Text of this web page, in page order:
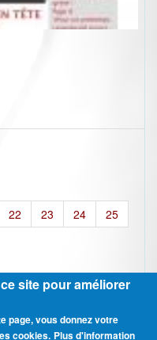
22 23 24
25
réservés - Mentions légales
site pour améliorer
page, vous donnez votre
cookies. Plus d'information